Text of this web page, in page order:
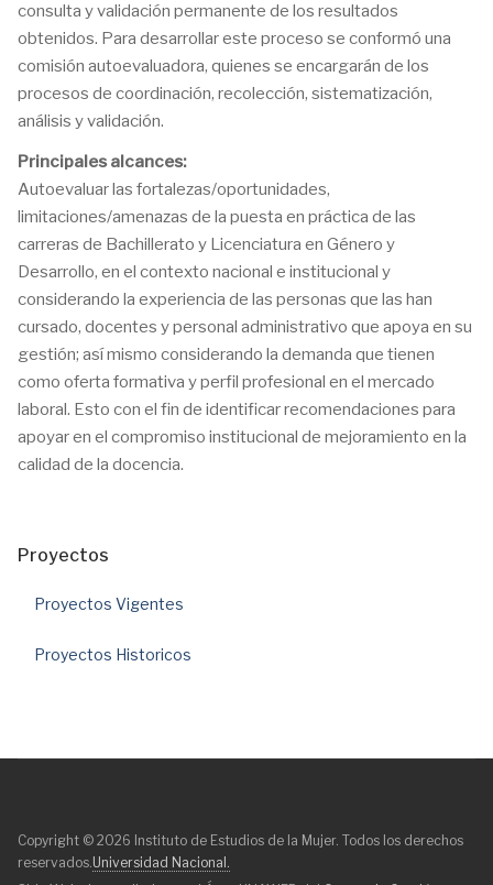
consulta y validación permanente de los resultados
obtenidos. Para desarrollar este proceso se conformó una
comisión autoevaluadora, quienes se encargarán de los
procesos de coordinación, recolección, sistematización,
análisis y validación.
Principales alcances:
Autoevaluar las fortalezas/oportunidades,
limitaciones/amenazas de la puesta en práctica de las
carreras de Bachillerato y Licenciatura en Género y
Desarrollo, en el contexto nacional e institucional y
considerando la experiencia de las personas que las han
cursado, docentes y personal administrativo que apoya en su
gestión; así mismo considerando la demanda que tienen
como oferta formativa y perfil profesional en el mercado
laboral. Esto con el fin de identificar recomendaciones para
apoyar en el compromiso institucional de mejoramiento en la
calidad de la docencia.
Proyectos
Proyectos Vigentes
Proyectos Historicos
Copyright © 2026 Instituto de Estudios de la Mujer. Todos los derechos
reservados.Universidad Nacional.